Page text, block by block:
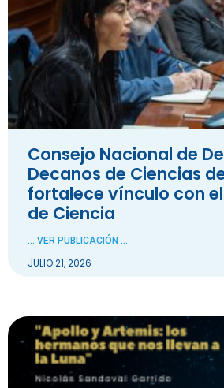
Consejo Nacional de
Decanos de Ciencias
fortalece vínculo con
de Ciencia
... VER PUBLICACIÓN ...
JULIO 21, 2026